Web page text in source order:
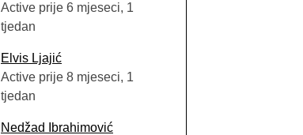
Active prije 6 mjeseci, 1
tjedan
Elvis Ljajić
Active prije 8 mjeseci, 1
tjedan
Nedžad Ibrahimović